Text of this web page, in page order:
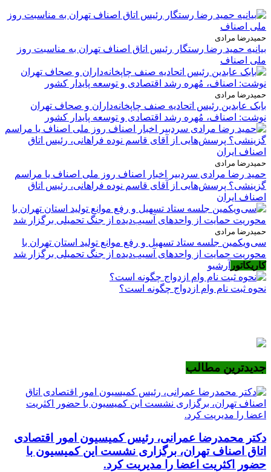
حمیدرضا مرادی
بیانیه حمید رضا رستگار رئیس اتاق اصناف تهران به مناسبت روز
ملی اصناف
حمیدرضا مرادی
بابک عابدین رئیس اتحادیه صنف چاپخانه‌داران و صحاف تهران
نوشت: اصناف، مُهره رشد اقتصادی و توسعه پایدار کشور
حمیدرضا مرادی
حمید رضا مرادی سردبیر اخبار اصناف روز ملی اصناف یا مراسم
گزینشی؟ پرسش‌هایی از آقای قاسم نوده فراهانی، رئیس اتاق
اصناف ایران
حمیدرضا مرادی
سی‌ویکمین جلسه ستاد تسهیل و رفع موانع تولید استان تهران با
محوریت حمایت از واحدهای آسیب‌دیده از جنگ تحمیلی برگزار شد
کاریکاتور آرشیو
نحوه ثبت نام وام ازدواج چگونه است؟
جدیدترین مطالب
دکتر محمدرضا عمرانی، رئیس کمیسیون امور اقتصادی
اتاق اصناف تهران، برگزاری نشست این کمیسیون با
حضور اکثریت اعضا را مدیریت کرد.